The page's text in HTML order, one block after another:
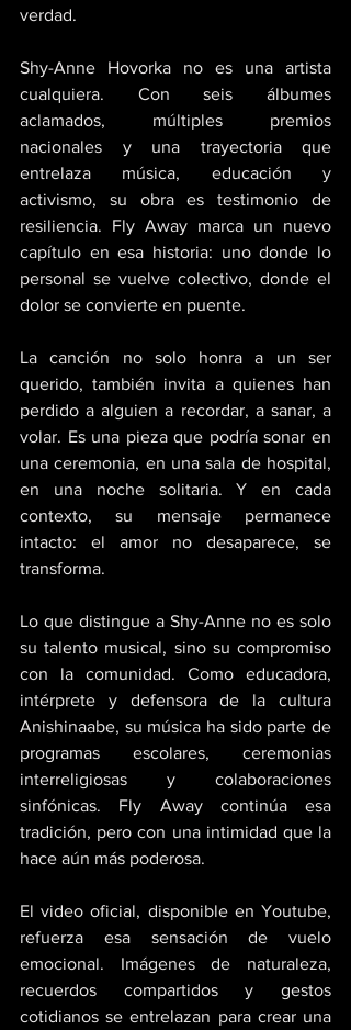
verdad.
Shy-Anne Hovorka no es una artista
cualquiera. Con seis álbumes
aclamados, múltiples premios
nacionales y una trayectoria que
entrelaza música, educación y
activismo, su obra es testimonio de
resiliencia. Fly Away marca un nuevo
capítulo en esa historia: uno donde lo
personal se vuelve colectivo, donde el
dolor se convierte en puente.
La canción no solo honra a un ser
querido, también invita a quienes han
perdido a alguien a recordar, a sanar, a
volar. Es una pieza que podría sonar en
una ceremonia, en una sala de hospital,
en una noche solitaria. Y en cada
contexto, su mensaje permanece
intacto: el amor no desaparece, se
transforma.
Lo que distingue a Shy-Anne no es solo
su talento musical, sino su compromiso
con la comunidad. Como educadora,
intérprete y defensora de la cultura
Anishinaabe, su música ha sido parte de
programas escolares, ceremonias
interreligiosas y colaboraciones
sinfónicas. Fly Away continúa esa
tradición, pero con una intimidad que la
hace aún más poderosa.
El video oficial, disponible en Youtube,
refuerza esa sensación de vuelo
emocional. Imágenes de naturaleza,
recuerdos compartidos y gestos
cotidianos se entrelazan para crear una